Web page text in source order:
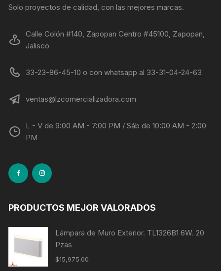
Solo proyectos de calidad, con las mejores marcas.
Calle Colón #140, Zapopan Centro #45100, Zapopan,
Jalisco
33-23-86-45-10 o con whatsapp al 33-31-04-24-63
ventas@lzcomercializadora.com
L - V de 9:00 AM - 7:00 PM / Sáb de 10:00 AM - 2:00
PM
PRODUCTOS MEJOR VALORADOS
Lámpara de Muro Exterior. TL1326B1 6W. 20
Pzas
$15,975.00